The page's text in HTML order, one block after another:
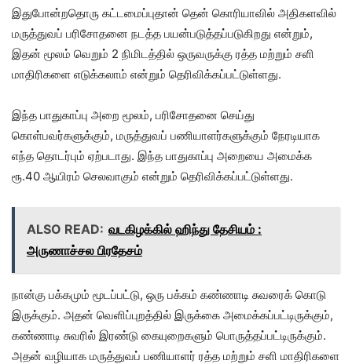
இதுபோன்றதொரு கட்டமைப்புதான் தென் கொரியாவில் அதிகளவில்
மருத்துவப் பரிசோதனை நடத்த பயன்படுத்தப்படுகிறது என்றும்,
இதன் மூலம் வெறும் 2 நிமிடத்தில் ஒருவருக்கு ரத்த மற்றும் சளி
மாதிரிகளை எடுக்கலாம் என்றும் தெரிவிக்கப்பட்டுள்ளது.
இந்த பாதுகாப்பு அறை மூலம், பரிசோதனை செய்து
கொள்பவர்களுக்கும், மருத்துவப் பணியாளர்களுக்கும் நேரடியாக
எந்த தொடர்பும் ஏற்படாது. இந்த பாதுகாப்பு அறையை அமைக்க
ரூ.40 ஆயிரம் செலவாகும் என்றும் தெரிவிக்கப்பட்டுள்ளது.
ALSO READ: வடகிழக்கில் ஹிந்து தேசியம் :
அருணாச்சல பிரதேசம்
நான்கு பக்கமும் மூடப்பட்டு, ஒரு பக்கம் கண்ணாடி சுவரைக் கொடு
இருக்கும். அதன் வெளிப்புறத்தில் இருக்கை அமைக்கப்பட்டிருக்கும்,
கண்ணாடி சுவரில் இரண்டு கையுறைகளும் பொருத்தப்பட்டிருக்கும்.
அதன் வழியாக மருத்துவப் பணியாளர் ரத்த மற்றும் சளி மாதிரிகளை